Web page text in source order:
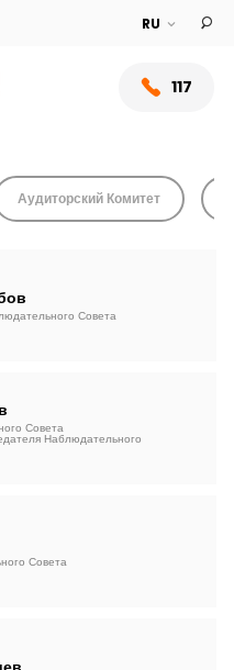
117
Аудиторский Комитет
Совета
Совета
Наблюдательного
Совета